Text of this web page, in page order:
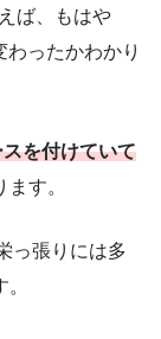
ば、もはや
ったかわかり
を付けていて
ます。
っ張りには多